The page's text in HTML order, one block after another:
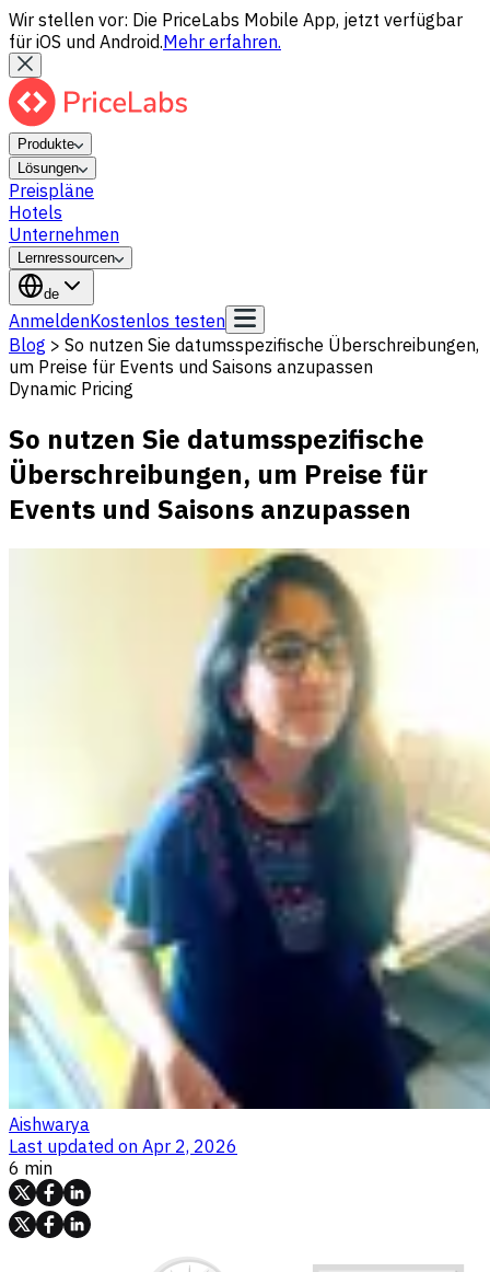
Wir stellen vor: Die PriceLabs Mobile App, jetzt verfügbar
für iOS und Android.Mehr erfahren.
Produkte
Lösungen
Preispläne
Hotels
Unternehmen
Lernressourcen
de
AnmeldenKostenlos testen
Blog > So nutzen Sie datumsspezifische Überschreibungen,
um Preise für Events und Saisons anzupassen
Dynamic Pricing
So nutzen Sie datumsspezifische
Überschreibungen, um Preise für
Events und Saisons anzupassen
Aishwarya
Last updated on Apr 2, 2026
6 min